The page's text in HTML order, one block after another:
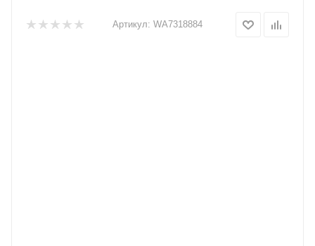
Артикул: WA7318884